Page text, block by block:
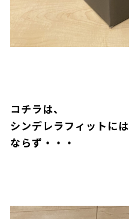
コチラは、
シンデレラフィットには
ならず・・・